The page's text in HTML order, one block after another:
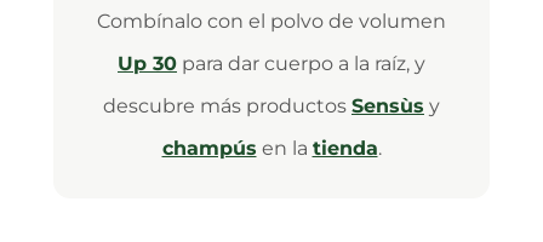
Combínalo con el polvo de volumen
Up 30 para dar cuerpo a la raíz, y
descubre más productos Sensùs y
champús en la tienda.